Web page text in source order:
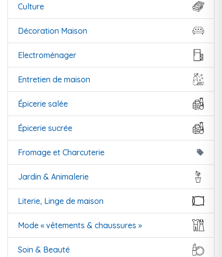
Culture
Décoration Maison
Electroménager
Entretien de maison
Épicerie salée
Épicerie sucrée
Fromage et Charcuterie local_offer
Jardin & Animalerie
Literie, Linge de maison
Mode « vêtements & chaussures »
Soin & Beauté